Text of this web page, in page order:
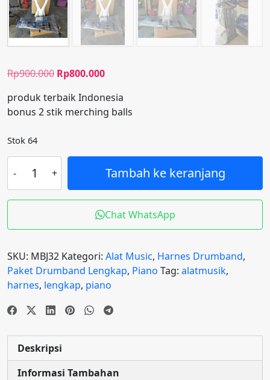
Rp900.000 Harga
adalah:
Rp900.000.
Rp800.000Harga
ini
adalah:
produk terbaik Indonesia
bonus 2 stik merching balls
Stok 64
marching
bells
jumbo
Tambah ke keranjang
Chat WhatsApp
SKU: MBJ32 Kategori: Alat Music, Harnes Drumband,
Paket Drumband Lengkap, Piano Tag: alatmusik,
harnes, lengkap, piano
Deskripsi
Informasi Tambahan